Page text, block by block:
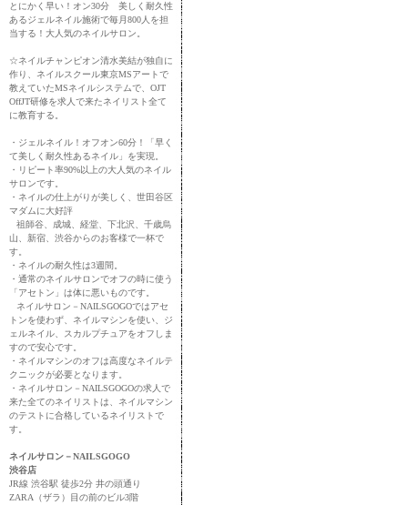
とにかく早い！オン30分 美しく耐久性
あるジェルネイル施術で毎月800人を担
当する！大人気のネイルサロン。
☆ネイルチャンピオン清水美結が独自に
作り、ネイルスクール東京MSアートで
教えていたMSネイルシステムで、OJT
OffJT研修を求人で来たネイリスト全て
に教育する。
・ジェルネイル！オフオン60分！「早く
て美しく耐久性あるネイル」を実現。
・リピート率90%以上の大人気のネイル
サロンです。
・ネイルの仕上がりが美しく、世田谷区
マダムに大好評
祖師谷、成城、経堂、下北沢、千歳烏
山、新宿、渋谷からのお客様で一杯で
す。
・ネイルの耐久性は3週間。
・通常のネイルサロンでオフの時に使う
「アセトン」は体に悪いものです。
ネイルサロン－NAILSGOGOではアセ
トンを使わず、ネイルマシンを使い、ジ
ェルネイル、スカルプチュアをオフしま
すので安心です。
・ネイルマシンのオフは高度なネイルテ
クニックが必要となります。
・ネイルサロン－NAILSGOGOの求人で
来た全てのネイリストは、ネイルマシン
のテストに合格しているネイリストで
す。
ネイルサロン－NAILSGOGO
渋谷店
JR線 渋谷駅 徒歩2分 井の頭通り
ZARA（ザラ）目の前のビル3階